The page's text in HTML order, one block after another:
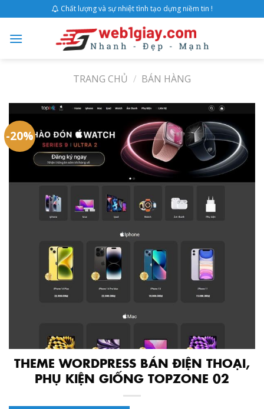
content
Chất lượng và sự nhiệt tình tạo dựng niềm tin !
TRANG CHỦ / BÁN HÀNG
-20%
THEME WORDPRESS BÁN ĐIỆN THOẠI,
PHỤ KIỆN GIỐNG TOPZONE 02